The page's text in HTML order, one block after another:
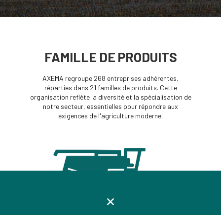
FAMILLE DE PRODUITS
AXEMA regroupe 268 entreprises adhérentes,
réparties dans 21 familles de produits. Cette
organisation reflète la diversité et la spécialisation de
notre secteur, essentielles pour répondre aux
exigences de l'agriculture moderne.
MATÉRIEL DE RÉCOLTE